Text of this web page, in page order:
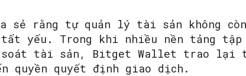
sẻ rằng tự quản lý tài sản không
tất yếu. Trong khi nhiều nền tảng
soát tài sản, Bitget Wallet trao lại
quyền quyết định giao dịch.